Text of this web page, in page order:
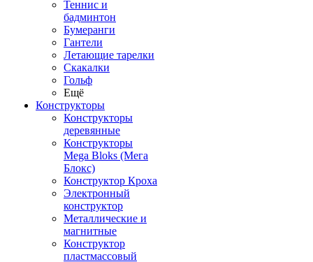
Теннис и
бадминтон
Бумеранги
Гантели
Летающие тарелки
Скакалки
Гольф
Ещё
Конструкторы
Конструкторы
деревянные
Конструкторы
Mega Bloks (Мега
Блокс)
Конструктор Кроха
Электронный
конструктор
Металлические и
магнитные
Конструктор
пластмассовый